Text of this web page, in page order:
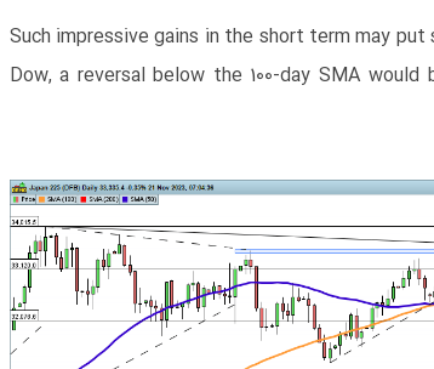
​Such impressive gains in the short term may
Dow, a reversal below the 100-day SMA